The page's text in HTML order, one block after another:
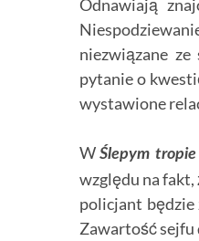
Odnawiają
niezwiązane
pytanie o
wystawione
WŚlepym tropie
względu na
policjant będzie
Zawartość sejfu